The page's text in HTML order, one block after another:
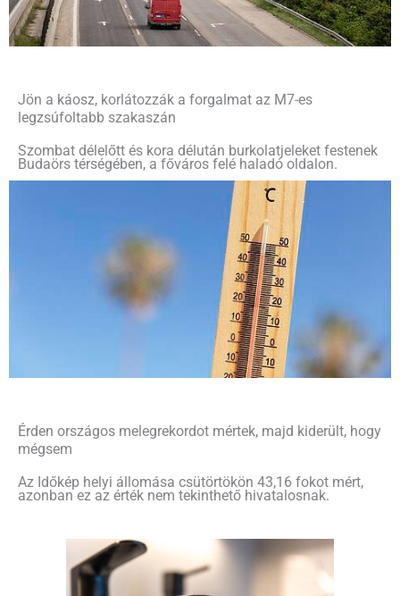
Jön a káosz, korlátozzák a forgalmat az M7-es
legzsúfoltabb szakaszán
Szombat délelőtt és kora délután burkolatjeleket festenek
Budaörs térségében, a főváros felé haladó oldalon.
Érden országos melegrekordot mértek, majd kiderült, hogy
mégsem
Az Időkép helyi állomása csütörtökön 43,16 fokot mért,
azonban ez az érték nem tekinthető hivatalosnak.